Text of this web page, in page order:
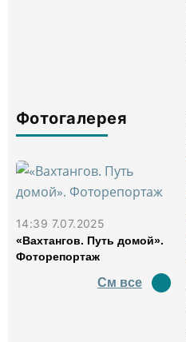
Фотогалерея
14:39 7.07.2025
«Вахтангов. Путь домой».
Фоторепортаж
См все